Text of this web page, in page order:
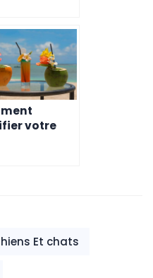
savoir
votre
Et chats